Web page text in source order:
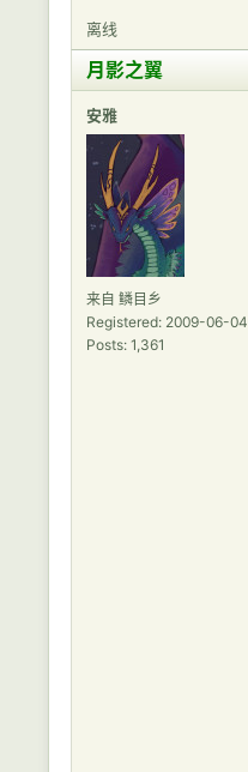
离线
月影之翼
安雅
来自 鳞目乡
Registered: 2009-06-04
Posts: 1,361